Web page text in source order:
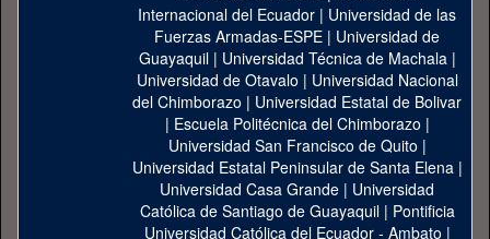
Internacional del Ecuador | Universidad de las
Fuerzas Armadas-ESPE | Universidad de
Guayaquil| Universidad Técnica de Machala|
Universidad de Otavalo | Universidad Nacional
del Chimborazo | Universidad Estatal de Bolivar
| Escuela Politécnica del Chimborazo |
Universidad San Francisco de Quito |
Universidad Estatal Peninsular de Santa Elena|
Universidad Casa Grande | Universidad
Católica de Santiago de Guayaquil| Pontificia
Universidad Católica del Ecuador - Ambato |